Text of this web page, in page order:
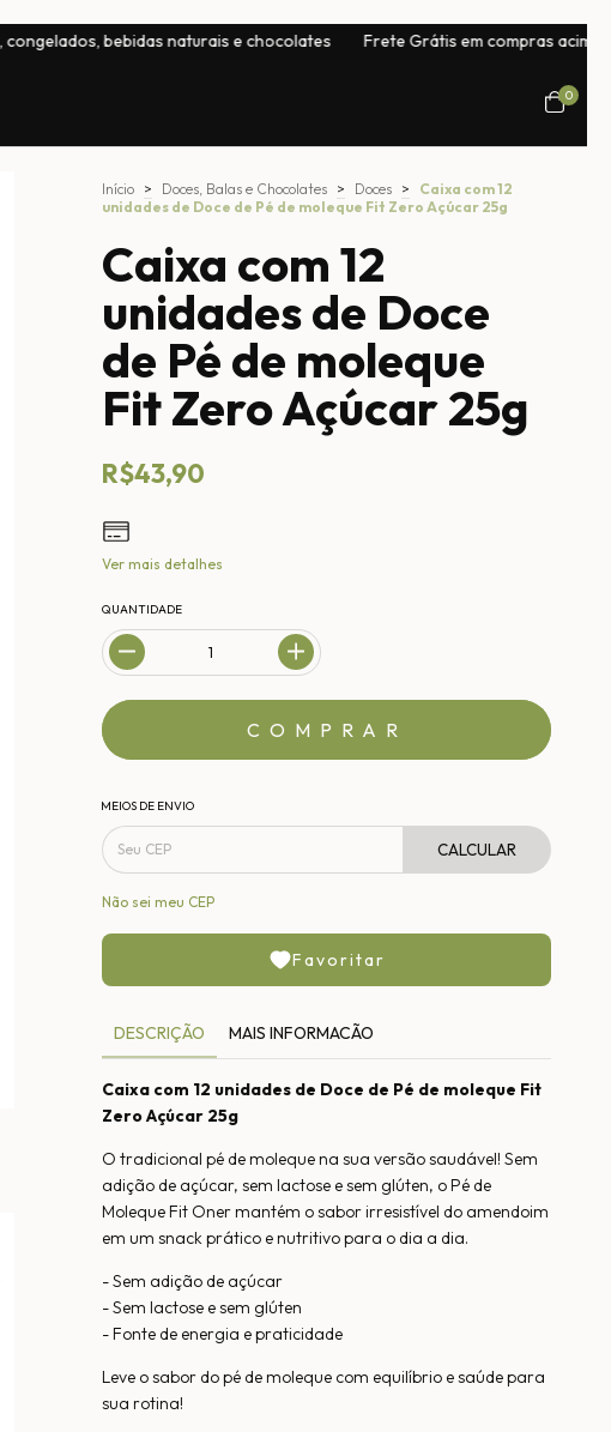
bebidas naturais e chocolates Frete Grátis em compras acima de R$300
0
Início > Doces, Balas e Chocolates > Doces >
Caixa com 12
unidades de Doce de Pé de moleque Fit Zero Açúcar 25g
Caixa com 12
unidades de Doce
de Pé de moleque
Fit Zero Açúcar 25g
R$43,90
Ver mais detalhes
QUANTIDADE
MEIOS DE ENVIO
CALCULAR
Não sei meu CEP
Favoritar
DESCRIÇÃO MAIS INFORMACÃO
Caixa com 12 unidades de Doce de Pé de moleque Fit
Zero Açúcar 25g
O tradicional pé de moleque na sua versão saudável! Sem
adição de açúcar, sem lactose e sem glúten, o Pé de
Moleque Fit Oner mantém o sabor irresistível do amendoim
em um snack prático e nutritivo para o dia a dia.
- Sem adição de açúcar
- Sem lactose e sem glúten
- Fonte de energia e praticidade
Leve o sabor do pé de moleque com equilíbrio e saúde para
sua rotina!